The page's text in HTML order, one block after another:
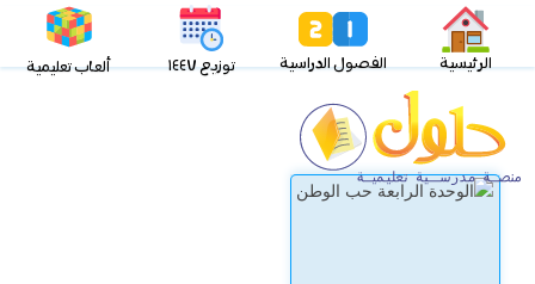
الرئيسية الفصول الدراسية توزيع ١٤٤٧ ألعاب تعليمية